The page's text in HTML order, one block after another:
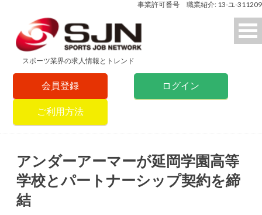
事業許可番号 職業紹介: 13-ユ-311209
スポーツ業界の求人情報とトレンド
会員登録 ログイン
ご利用方法
アンダーアーマーが延岡学園高等
学校とパートナーシップ契約を締
結